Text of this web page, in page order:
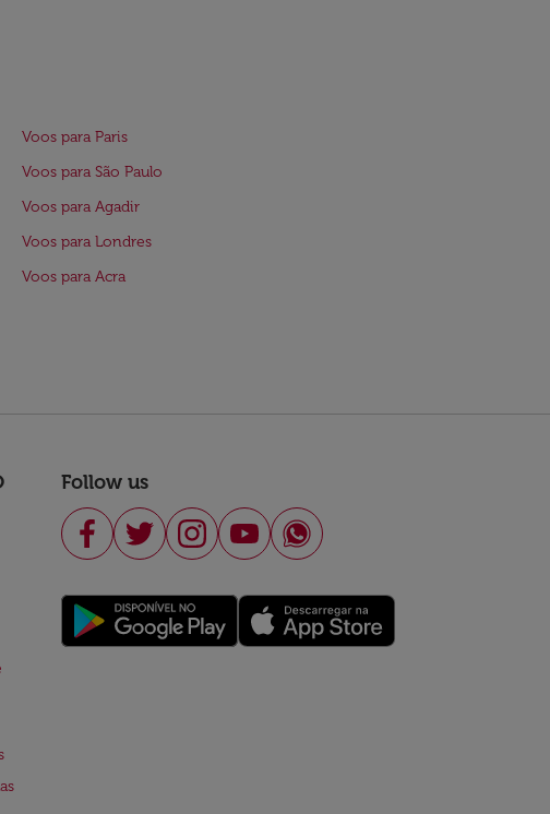
Voos para Paris
Voos para São Paulo
Voos para Agadir
Voos para Londres
Voos para Acra
Follow us